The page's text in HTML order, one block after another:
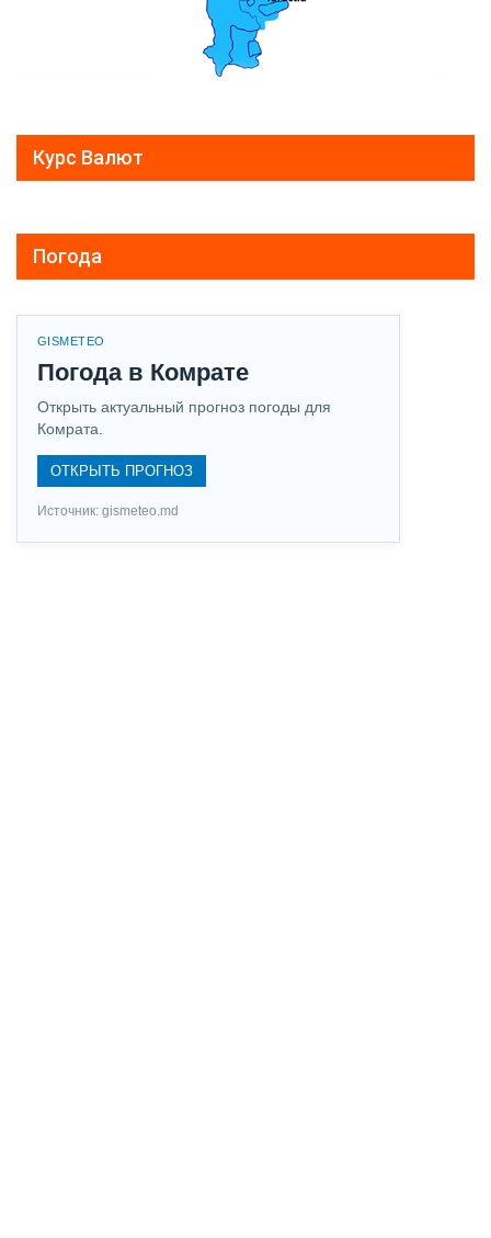
Курс Валют
Погода
GISMETEO
Погода в Комрате
Открыть актуальный прогноз погоды для
Комрата.
ОТКРЫТЬ ПРОГНОЗ
Источник: gismeteo.md